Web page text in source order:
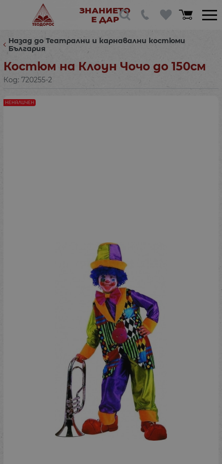
ЗНАНИЕТО
Е ДАР
Назад до Театрални и карнавални костюми
България
Костюм на Клоун Чочо до 150см
Код: 720255-2
НЕНАЛИЧЕН